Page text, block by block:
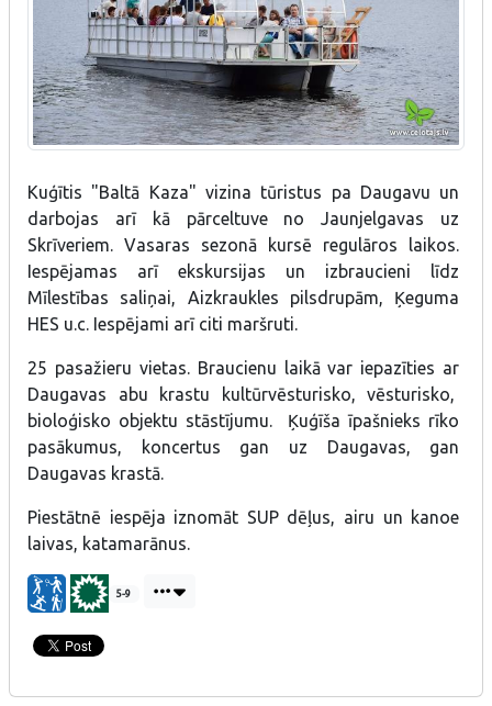
Kuģītis "Baltā Kaza" vizina tūristus pa Daugavu un
darbojas arī kā pārceltuve no Jaunjelgavas uz
Skrīveriem. Vasaras sezonā kursē regulāros laikos.
Iespējamas arī ekskursijas un izbraucieni līdz
Mīlestības saliņai, Aizkraukles pilsdrupām, Ķeguma
HES u.c. Iespējami arī citi maršruti.
25 pasažieru vietas. Braucienu laikā var iepazīties ar
Daugavas abu krastu kultūrvēsturisko, vēsturisko,
bioloģisko objektu stāstījumu. Ķuģīša īpašnieks rīko
pasākumus, koncertus gan uz Daugavas, gan
Daugavas krastā.
Piestātnē iespēja iznomāt SUP dēļus, airu un kanoe
laivas, katamarānus.
5-9